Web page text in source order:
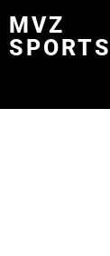
MVZ
SPORTS